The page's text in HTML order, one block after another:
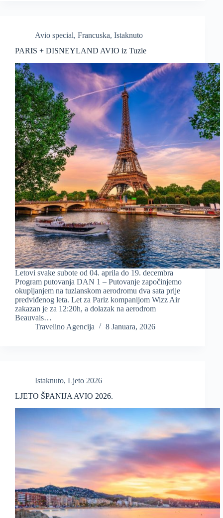
Avio special, Francuska, Istaknuto
PARIS + DISNEYLAND AVIO iz Tuzle
Letovi svake subote od 04. aprila do 19. decembra
Program putovanja DAN 1 – Putovanje započinjemo
okupljanjem na tuzlanskom aerodromu dva sata prije
predviđenog leta. Let za Pariz kompanijom Wizz Air
zakazan je za 12:20h, a dolazak na aerodrom
Beauvais…
Travelino Agencija
8 Januara, 2026
Istaknuto, Ljeto 2026
LJETO ŠPANIJA AVIO 2026.